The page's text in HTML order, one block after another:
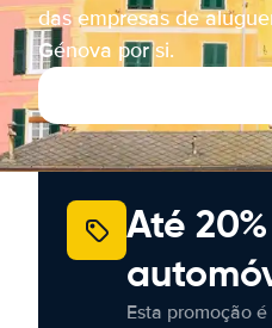
das empresas de
Génova por si.
Até
Esta promoção